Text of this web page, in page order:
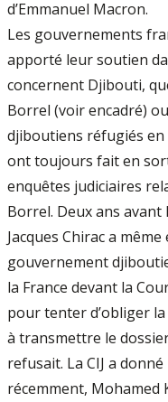
d’Emmanuel Macron.
Les gouvernements
apporté leur soutien
concernent Djibouti,
Borrel (voir encadré)
djiboutiens réfugiés en
ont toujours fait en
enquêtes judiciaires
Borrel. Deux ans avant
Jacques Chirac a
gouvernement
la France devant la
pour tenter d’obliger
à transmettre le
refusait. La CIJ a
récemment, Mohamed